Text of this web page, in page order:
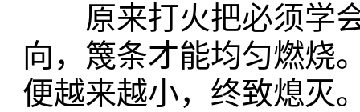
原来打火把必须学会
向，篾条才能均匀燃烧
便越来越小，终致熄灭